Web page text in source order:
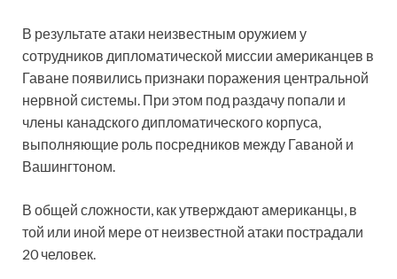
В результате атаки неизвестным оружием у
сотрудников дипломатической миссии американцев в
Гаване появились признаки поражения центральной
нервной системы. При этом под раздачу попали и
члены канадского дипломатического корпуса,
выполняющие роль посредников между Гаваной и
Вашингтоном.
В общей сложности, как утверждают американцы, в
той или иной мере от неизвестной атаки пострадали
20 человек.